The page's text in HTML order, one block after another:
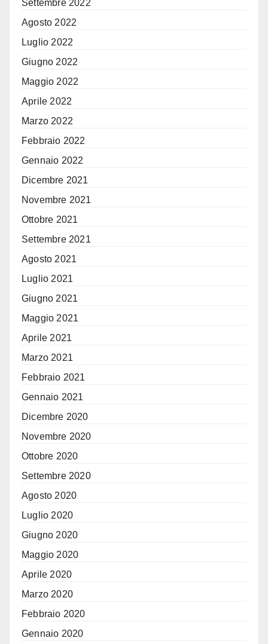
Settembre 2022
Agosto 2022
Luglio 2022
Giugno 2022
Maggio 2022
Aprile 2022
Marzo 2022
Febbraio 2022
Gennaio 2022
Dicembre 2021
Novembre 2021
Ottobre 2021
Settembre 2021
Agosto 2021
Luglio 2021
Giugno 2021
Maggio 2021
Aprile 2021
Marzo 2021
Febbraio 2021
Gennaio 2021
Dicembre 2020
Novembre 2020
Ottobre 2020
Settembre 2020
Agosto 2020
Luglio 2020
Giugno 2020
Maggio 2020
Aprile 2020
Marzo 2020
Febbraio 2020
Gennaio 2020